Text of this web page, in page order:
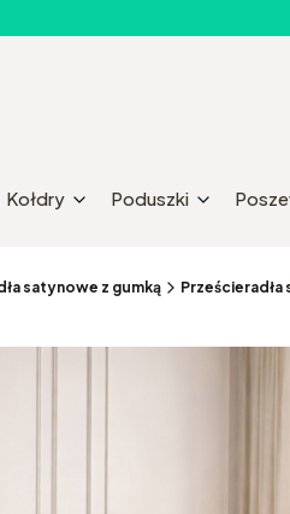
Kołdry Poduszki
satynowe z gumką